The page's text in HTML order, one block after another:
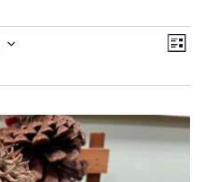
ビ
ー
の
ナ
イ
ン
ビ
ュ
リ
ト
示